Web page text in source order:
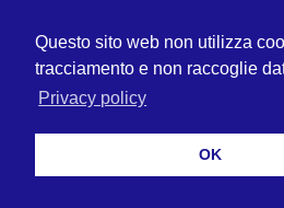
Questo sito web non utilizza
tracciamento e non raccoglie
Privacy policy
OK